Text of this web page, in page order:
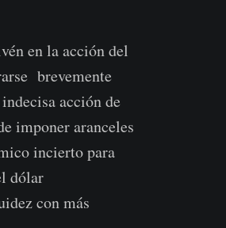
en la acción del
brevemente
acción de
imponer aranceles
incierto para
dólar
con más